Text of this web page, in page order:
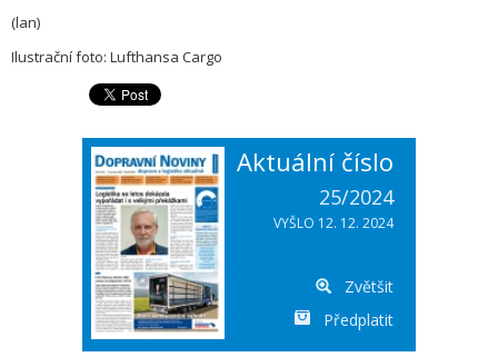
(lan)
Ilustrační foto: Lufthansa Cargo
Aktuální číslo
25/2024
VYŠLO 12. 12. 2024
Zvětšit
Předplatit